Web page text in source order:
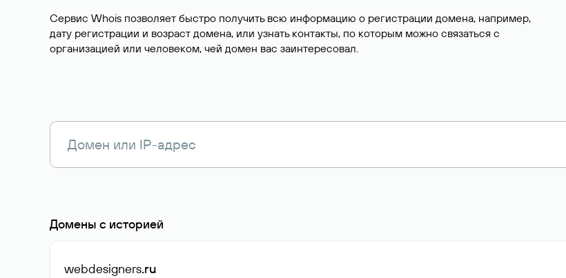
Сервис Whois позволяет быстро получить всю информацию о регистрации домена, например,
дату регистрации и возраст домена, или узнать контакты, по которым можно связаться с
организацией или человеком, чей домен вас заинтересовал.
Домены с историей
webdesigners.ru